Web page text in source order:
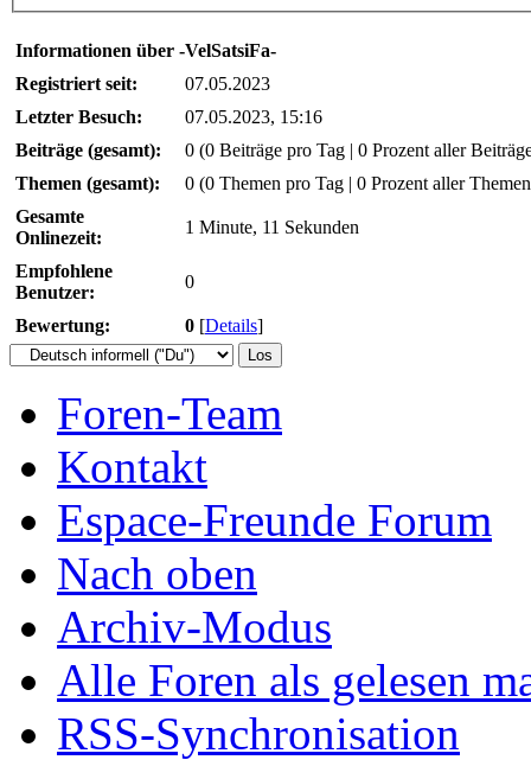
Informationen über -VelSatsiFa-
Registriert seit:
07.05.2023
Letzter Besuch:
07.05.2023, 15:16
Beiträge (gesamt):
0 (0 Beiträge pro Tag | 0 Prozent aller
Themen (gesamt):
0 (0 Themen pro Tag | 0 Prozent aller
Gesamte
Onlinezeit:
1 Minute, 11 Sekunden
Empfohlene
Benutzer:
0
Bewertung: 0 [Details]
Foren-Team
Kontakt
Espace-Freunde Forum
Nach oben
Archiv-Modus
Alle Foren als gelesen
RSS-Synchronisation